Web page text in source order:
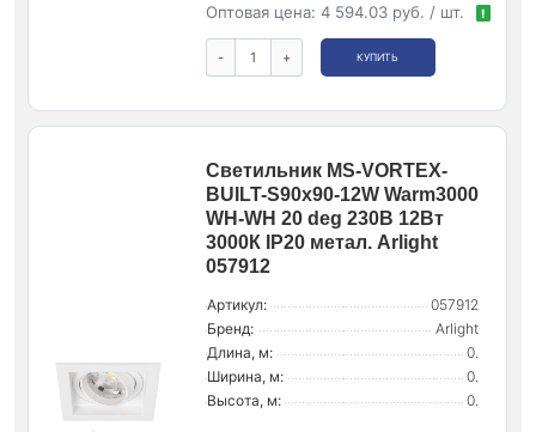
Оптовая цена: 4 594.03 руб. / шт. !
- + КУПИТЬ
Светильник MS-VORTEX-
BUILT-S90x90-12W Warm3000
WH-WH 20 deg 230В 12Вт
3000К IP20 метал. Arlight
057912
Артикул:
057912
Бренд:
Arlight
Длина, м:
0.
Ширина, м:
0.
Высота, м:
0.